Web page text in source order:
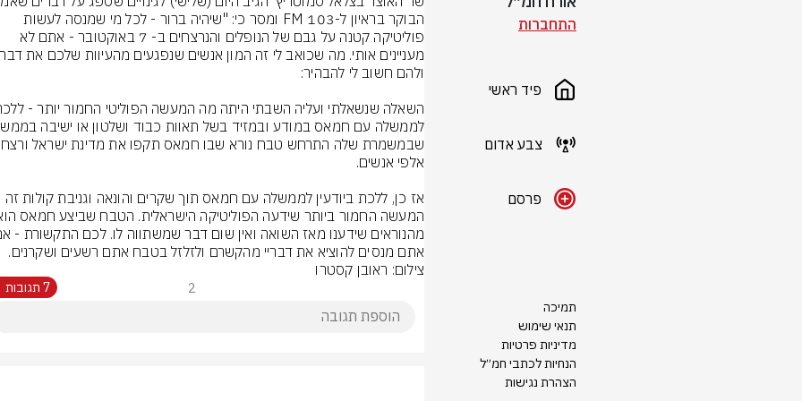
התחברות
פיד ראשי
צבע אדום
פרסם
תמיכה
תנאי שימוש
מדיניות פרטיות
הנחיות לכתבי חמ״ל
הצהרת נגישות
הבוקר בראיון ל-103 FM ומסר כי: "שיהיה ברור - לכל מי שמנסה לעשות
אתם מנסים להוציא את דבריי מהקשרם ולזלזל בטבח אתם רשעים ושקרנים.
צילום: ראובן קסטרו
2 7 תגובות